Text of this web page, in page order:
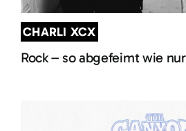
CHARLI XCX
Rock – so abgefeimt wie nur